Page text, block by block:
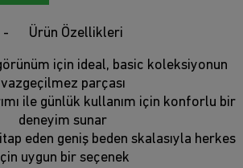
Ürün Özellikleri
için ideal, basic koleksiyonun
vazgeçilmez parçası
ile günlük kullanım için konforlu bir
deneyim sunar
eden geniş beden skalasıyla herkes
uygun bir seçenek